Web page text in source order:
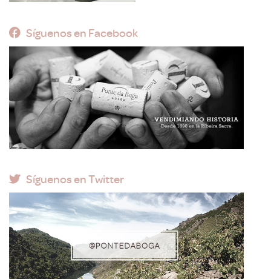
Síguenos en Facebook
Síguenos en Twitter